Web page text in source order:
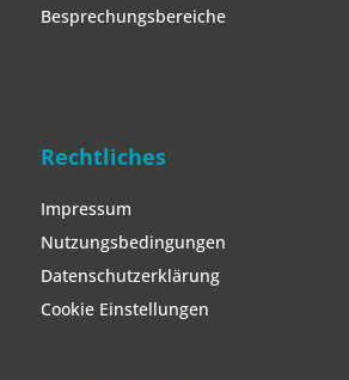
Besprechungsbereiche
Rechtliches
Impressum
Nutzungsbedingungen
Datenschutzerklärung
Cookie Einstellungen